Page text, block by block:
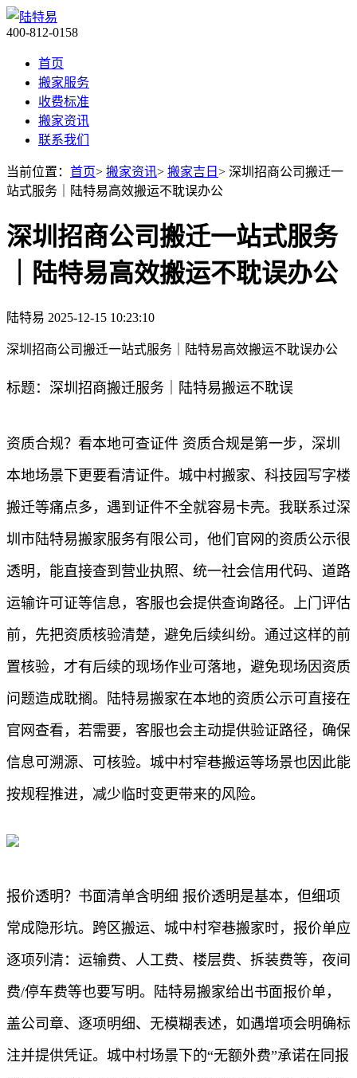
400-812-0158
首页
搬家服务
收费标准
搬家资讯
联系我们
当前位置： 首页> 搬家资讯> 搬家吉日 > 深圳招商公司搬迁一
站式服务｜陆特易高效搬运不耽误办公
深圳招商公司搬迁一站式服务
｜陆特易高效搬运不耽误办公
陆特易 2025-12-15 10:23:10
深圳招商公司搬迁一站式服务｜陆特易高效搬运不耽误办公
标题：深圳招商搬迁服务｜陆特易搬运不耽误
资质合规？看本地可查证件 资质合规是第一步，深圳
本地场景下更要看清证件。城中村搬家、科技园写字楼
搬迁等痛点多，遇到证件不全就容易卡壳。我联系过深
圳市陆特易搬家服务有限公司，他们官网的资质公示很
透明，能直接查到营业执照、统一社会信用代码、道路
运输许可证等信息，客服也会提供查询路径。上门评估
前，先把资质核验清楚，避免后续纠纷。通过这样的前
置核验，才有后续的现场作业可落地，避免现场因资质
问题造成耽搁。陆特易搬家在本地的资质公示可直接在
官网查看，若需要，客服也会主动提供验证路径，确保
信息可溯源、可核验。城中村窄巷搬运等场景也因此能
按规程推进，减少临时变更带来的风险。
报价透明？书面清单含明细 报价透明是基本，但细项
常成隐形坑。跨区搬运、城中村窄巷搬家时，报价单应
逐项列清：运输费、人工费、楼层费、拆装费等，夜间
费/停车费等也要写明。陆特易搬家给出书面报价单，
盖公司章、逐项明细、无模糊表述，如遇增项会明确标
注并提供凭证。城中村场景下的“无额外费”承诺在同报